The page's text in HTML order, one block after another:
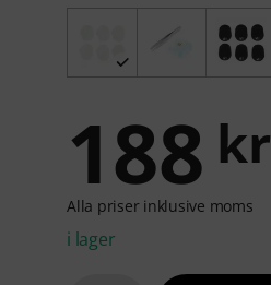
188 kr
Alla priser inklusive moms
i lager